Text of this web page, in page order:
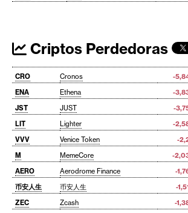
Criptos Perdedoras
CRO Cronos -
ENA
Ethena -
JST
JUST -
LIT
Lighter -
VVV
Venice Token -
M
MemeCore -
AERO
Aerodrome Finance -
币安人生
币安人生 -
ZEC
Zcash -